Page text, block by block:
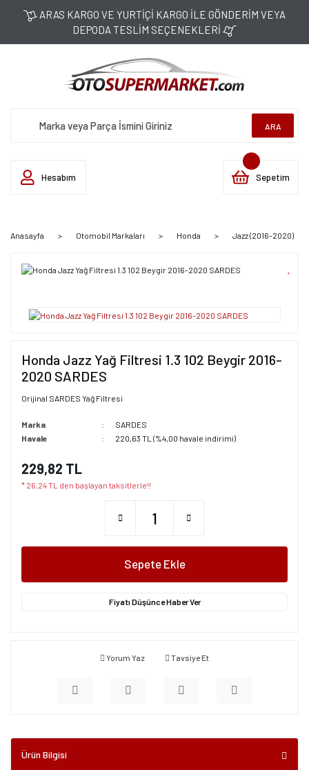
ARAS KARGO VE YURTİÇİ KARGO İLE GÖNDERİM VEYA
DEPODA TESLİM SEÇENEKLERİ
ARA
Hesabım Sepetim
Anasayfa Otomobil Markaları Honda Jazz (2016-2020)
Honda Jazz Yağ Filtresi 1.3 102 Beygir 2016-
2020 SARDES
Orijinal SARDES Yağ Filtresi
Marka
SARDES
Havale
220,63 TL (%4,00 havale indirimi)
229,82 TL
* 26,24 TL den başlayan taksitlerle!!
Sepete Ekle
Fiyatı Düşünce Haber Ver
Yorum Yaz Tavsiye Et
Ürün Bilgisi